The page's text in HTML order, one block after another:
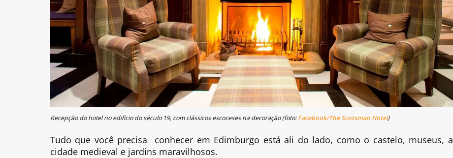
Recepção do hotel no edifício do século 19, com clássicos escoceses na decoração (foto:Facebook/The Scotsman Hotel)
Tudo que você precisa conhecer em Edimburgo está ali do lado, como o castelo, museus, a
cidade medieval e jardins maravilhosos.